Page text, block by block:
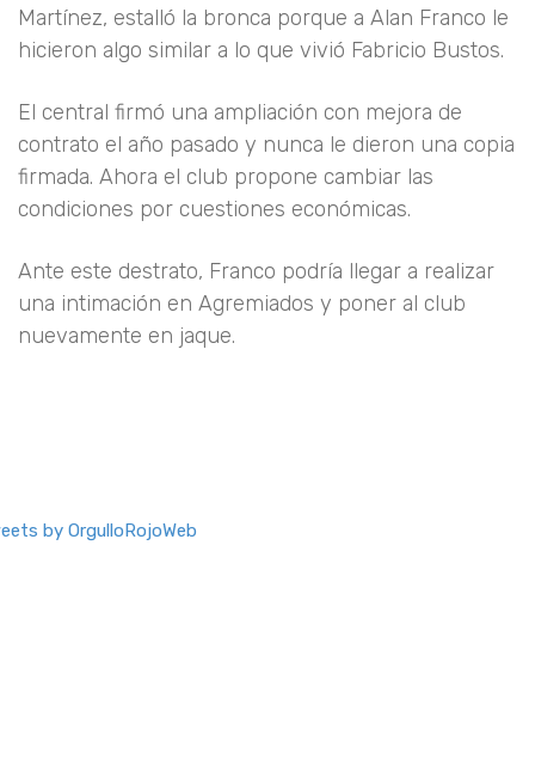
Martínez, estalló la bronca porque a Alan Franco le
hicieron algo similar a lo que vivió Fabricio Bustos.
El central firmó una ampliación con mejora de
contrato el año pasado y nunca le dieron una copia
firmada. Ahora el club propone cambiar las
condiciones por cuestiones económicas.
Ante este destrato, Franco podría llegar a realizar
una intimación en Agremiados y poner al club
nuevamente en jaque.
by OrgulloRojoWeb